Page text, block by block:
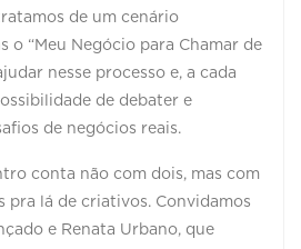
de um cenário
o “Meu Negócio para Chamar de
nesse processo e, a cada
de debater e
de negócios reais.
conta não com dois, mas com
pra lá de criativos. Convidamos
e Renata Urbano, que